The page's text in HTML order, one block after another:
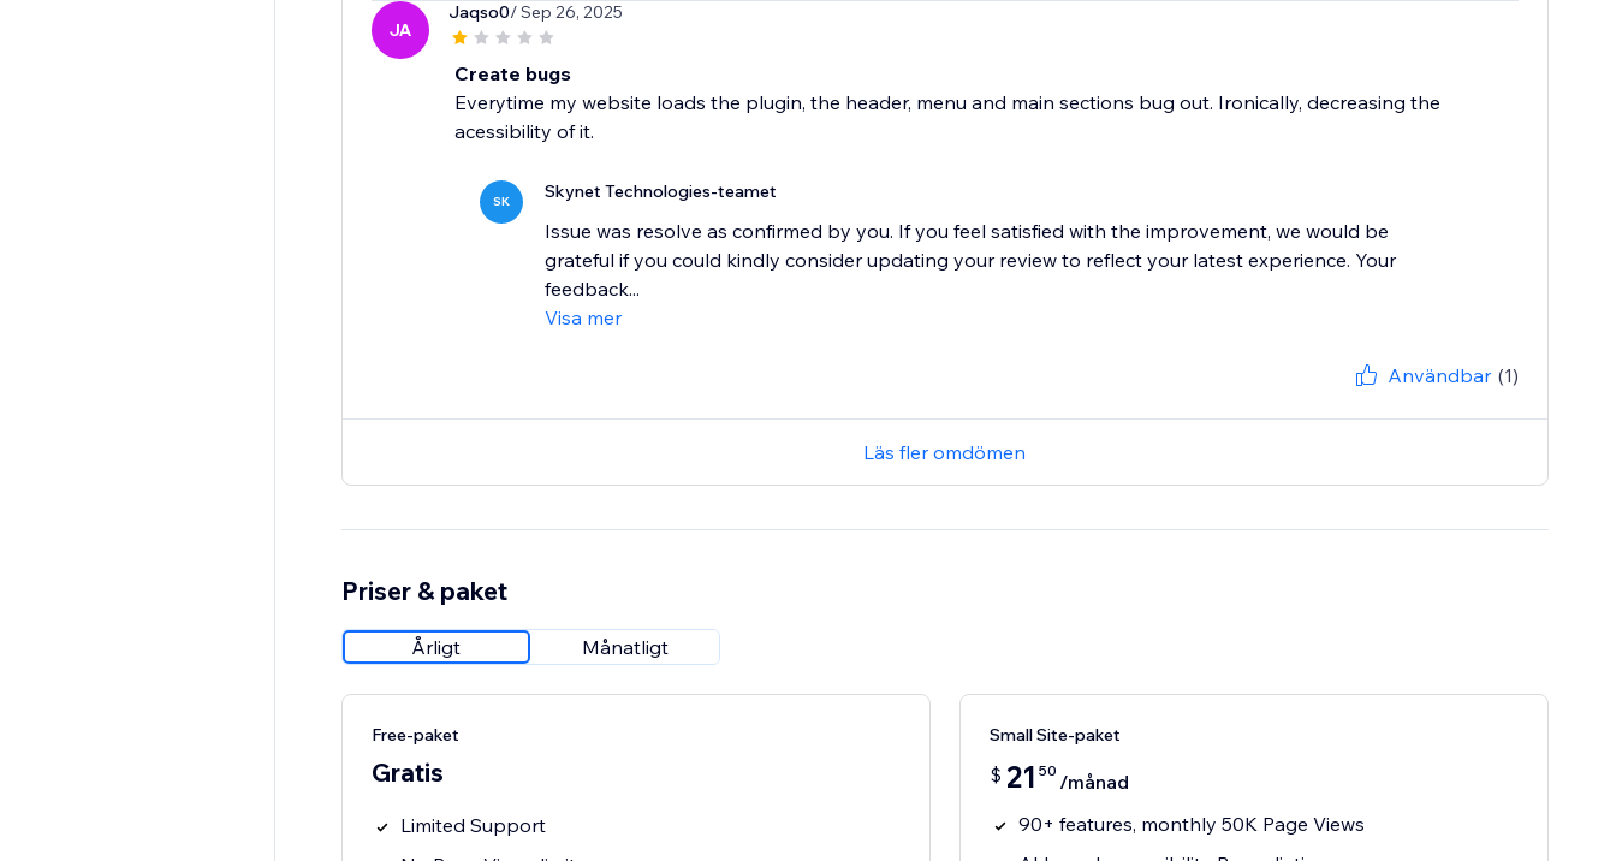
JA
Jaqso0/ Sep 26, 2025
Create bugs
Everytime my website loads the plugin, the header, menu and main sections bug out. Ironically, decreasing the
acessibility of it.
SK Skynet Technologies-teamet
Issue was resolve as confirmed by you. If you feel satisfied with the improvement, we would be
grateful if you could kindly consider updating your review to reflect your latest experience. Your
feedback...
Visa mer
Användbar (1)
Läs fler omdömen
Priser & paket
Årligt Månatligt
Free-paket
Gratis
Limited Support
Small Site-paket
$ 21 50 /månad
90+ features, monthly 50K Page Views